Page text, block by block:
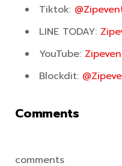
Tiktok:
LINE TODAY:
YouTube:
Blockdit:
Comments
comments